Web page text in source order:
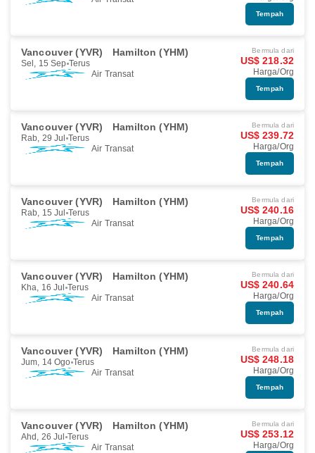
Tempah
Vancouver (YVR) Hamilton (YHM)
Sel, 15 Sep Terus
Air Transat
Bermula dari
US$ 218.32
Harga/Org
Tempah
Vancouver (YVR) Hamilton (YHM)
Rab, 29 Jul Terus
Air Transat
Bermula dari
US$ 239.72
Harga/Org
Tempah
Vancouver (YVR) Hamilton (YHM)
Rab, 15 Jul Terus
Air Transat
Bermula dari
US$ 240.16
Harga/Org
Tempah
Vancouver (YVR) Hamilton (YHM)
Kha, 16 Jul Terus
Air Transat
Bermula dari
US$ 240.64
Harga/Org
Tempah
Vancouver (YVR) Hamilton (YHM)
Jum, 14 Ogo Terus
Air Transat
Bermula dari
US$ 248.18
Harga/Org
Tempah
Vancouver (YVR) Hamilton (YHM)
Ahd, 26 Jul Terus
Air Transat
Bermula dari
US$ 253.12
Harga/Org